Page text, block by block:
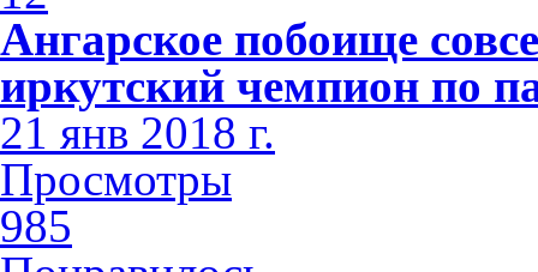
Ангарское побоище
иркутский чемпион по
21 янв 2018 г.
Просмотры
985